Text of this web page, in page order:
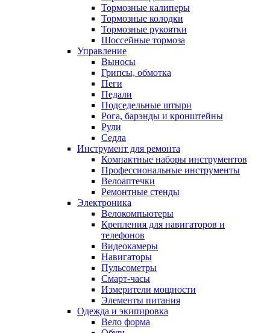
Тормозные калиперы
Тормозные колодки
Тормозные рукоятки
Шоссейные тормоза
Управление
Выносы
Грипсы, обмотка
Пеги
Педали
Подседельные штыри
Рога, барэнды и кронштейны
Рули
Седла
Инструмент для ремонта
Компактные наборы инструментов
Профессиональные инструменты
Велоаптечки
Ремонтные стенды
Электроника
Велокомпьютеры
Крепления для навигаторов и
телефонов
Видеокамеры
Навигаторы
Пульсометры
Смарт-часы
Измерители мощности
Элементы питания
Одежда и экипировка
Вело форма